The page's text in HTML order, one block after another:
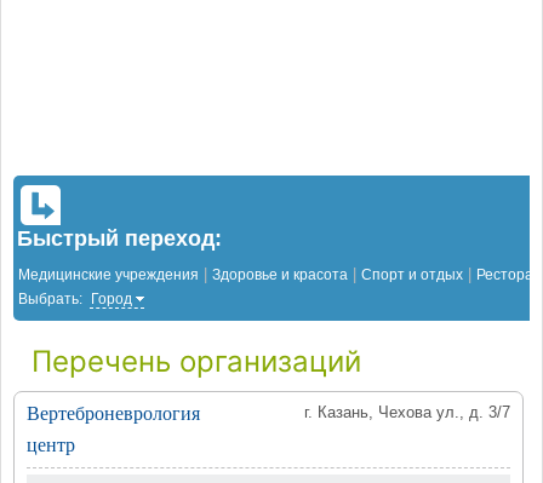
Быстрый переход:
Медицинские учреждения Здоровье и красота Спорт и отдых
Выбрать:
Город
Перечень организаций
г. Казань, Чехова ул., д. 3/7
Вертеброневрология
центр